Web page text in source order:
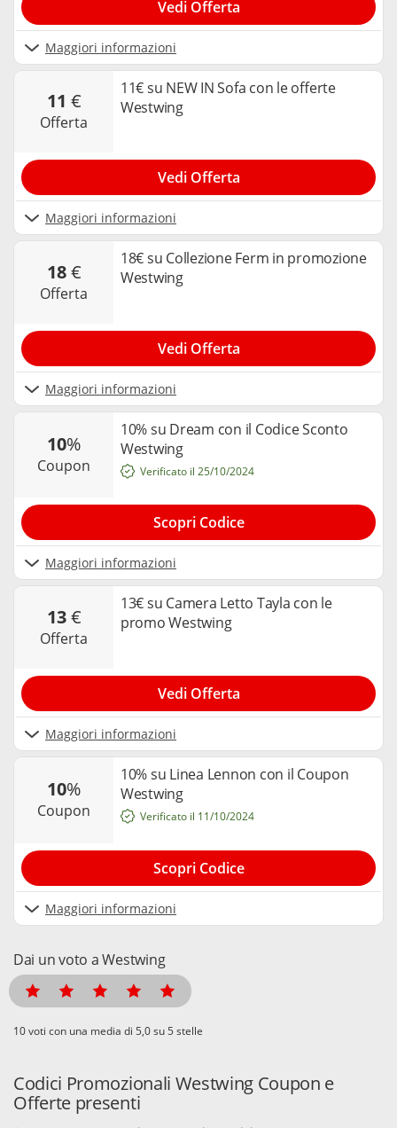
Maggiori informazioni
Vedi Offerta
11 €
offerta
11€ su NEW IN Sofa con le offerte
Westwing
Maggiori informazioni
Vedi Offerta
18€
offerta
18€ su Collezione Ferm in promozione
Westwing
Maggiori informazioni
Vedi Offerta
10%
coupon
10% su Dream con il Codice Sconto
Westwing
Maggiori informazioni
Verificato il 25/10/2024
Scopri Codice
13€
offerta
13€ su Camera Letto Tayla con le
promo Westwing
Maggiori informazioni
Vedi Offerta
10%
coupon
10% su Linea Lennon con il Coupon
Westwing
Maggiori informazioni
Verificato il 11/10/2024
Scopri Codice
Dai un voto a Westwing
voti con una media di su 5 stelle
Codici Promozionali Westwing Coupon e
Offerte presenti